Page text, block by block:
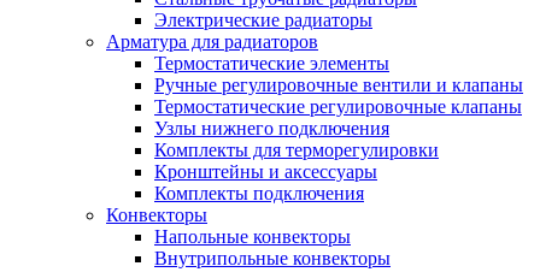
Электрические радиаторы
Арматура для радиаторов
Термостатические элементы
Ручные регулировочные вентили и клапаны
Термостатические регулировочные клапаны
Узлы нижнего подключения
Комплекты для терморегулировки
Кронштейны и аксессуары
Комплекты подключения
Конвекторы
Напольные конвекторы
Внутрипольные конвекторы